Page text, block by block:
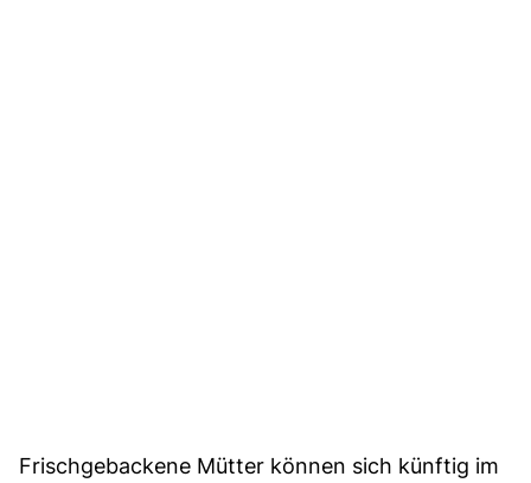
Frischgebackene Mütter können sich künftig im